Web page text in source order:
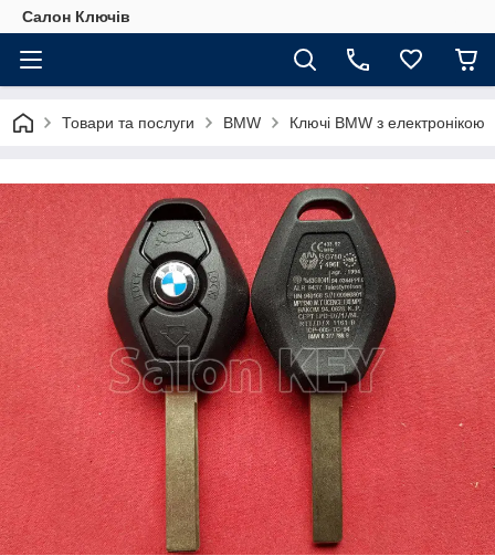
Салон Ключів
Товари та послуги BMW Ключі BMW з електронікою